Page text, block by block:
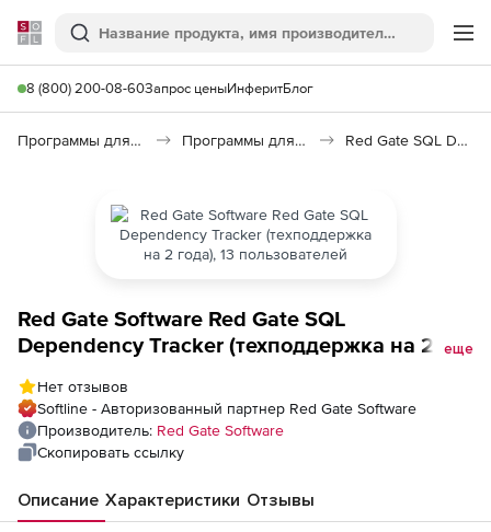
Softline
Поиск
8 (800) 200-08-60Запрос ценыИнферитБлог
Программы для программирования Программы для работы с базами данных Red Gate SQL Dependency Tracker
Red Gate Software Red Gate SQL
Dependency Tracker (техподдержка на 2
еще
Нет отзывов
Softline - Авторизованный партнер Red Gate Software
Производитель: Red Gate Software
Скопировать ссылку
Описание Характеристики Отзывы